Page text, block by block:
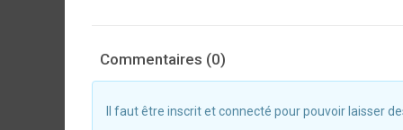
Commentaires (0)
Il faut être inscrit et connecté pour pouvoir laisser